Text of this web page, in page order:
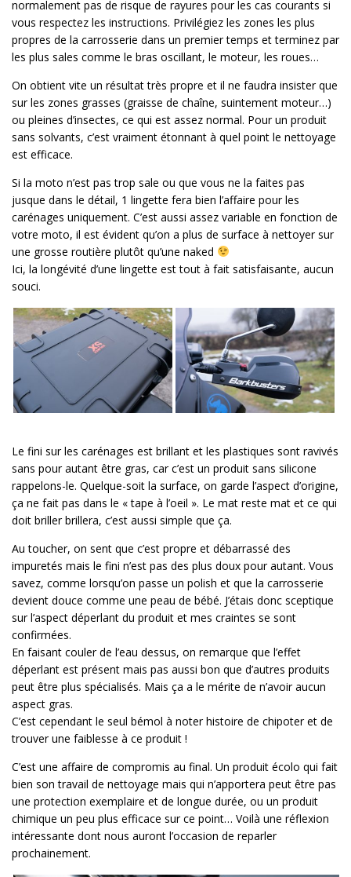
normalement pas de risque de rayures pour les cas courants si
vous respectez les instructions. Privilégiez les zones les plus
propres de la carrosserie dans un premier temps et terminez par
les plus sales comme le bras oscillant, le moteur, les roues…
On obtient vite un résultat très propre et il ne faudra insister que
sur les zones grasses (graisse de chaîne, suintement moteur…)
ou pleines d’insectes, ce qui est assez normal. Pour un produit
sans solvants, c’est vraiment étonnant à quel point le nettoyage
est efficace.
Si la moto n’est pas trop sale ou que vous ne la faites pas
jusque dans le détail, 1 lingette fera bien l’affaire pour les
carénages uniquement. C’est aussi assez variable en fonction de
votre moto, il est évident qu’on a plus de surface à nettoyer sur
une grosse routière plutôt qu’une naked
Ici, la longévité d’une lingette est tout à fait satisfaisante, aucun
souci.
Le fini sur les carénages est brillant et les plastiques sont ravivés
sans pour autant être gras, car c’est un produit sans silicone
rappelons-le. Quelque-soit la surface, on garde l’aspect d’origine,
ça ne fait pas dans le « tape à l’oeil ». Le mat reste mat et ce qui
doit briller brillera, c’est aussi simple que ça.
Au toucher, on sent que c’est propre et débarrassé des
impuretés mais le fini n’est pas des plus doux pour autant. Vous
savez, comme lorsqu’on passe un polish et que la carrosserie
devient douce comme une peau de bébé. J’étais donc sceptique
sur l’aspect déperlant du produit et mes craintes se sont
confirmées.
En faisant couler de l’eau dessus, on remarque que l’effet
déperlant est présent mais pas aussi bon que d’autres produits
peut être plus spécialisés. Mais ça a le mérite de n’avoir aucun
aspect gras.
C’est cependant le seul bémol à noter histoire de chipoter et de
trouver une faiblesse à ce produit !
C’est une affaire de compromis au final. Un produit écolo qui fait
bien son travail de nettoyage mais qui n’apportera peut être pas
une protection exemplaire et de longue durée, ou un produit
chimique un peu plus efficace sur ce point… Voilà une réflexion
intéressante dont nous auront l’occasion de reparler
prochainement.